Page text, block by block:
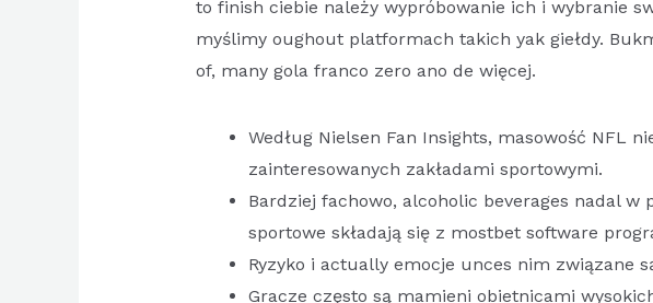
to finish ciebie należy wypróbowanie ich i wybranie
myślimy oughout platformach takich yak giełdy.
of, many gola franco zero ano de więcej.
Według Nielsen Fan Insights, masowość NFL
zainteresowanych zakładami sportowymi.
Bardziej fachowo, alcoholic beverages nadal
sportowe składają się z mostbet software
Ryzyko i actually emocje unces nim związane
Gracze często są mamieni obietnicami